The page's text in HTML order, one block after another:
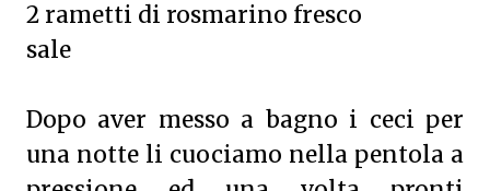
2 rametti di rosmarino fresco
sale
Dopo aver messo a bagno i ceci per
una notte li cuociamo nella pentola a